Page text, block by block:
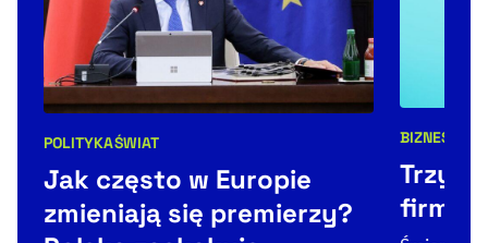
Kategorie artykułu:
POLITYKAŚWIAT
Jak często w Europie
zmieniają się premierzy?
Kategorie
BIZNES
Trzy
firma